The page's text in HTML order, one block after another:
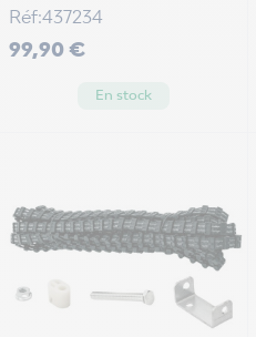
Réf:437234
Prix
99,90 €
En stock